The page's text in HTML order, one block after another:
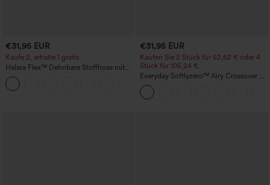
€31,95 EUR
Kaufe 2, erhalte 1 gratis
Halara Flex™ Dehnbare Stoffhose mit
hohem Bund und Seitentasche hinten
€31,95 EUR
Kaufen Sie 2 Stück für 52,62 € oder 4
Stück für 105,24 €.
Everyday Softlyzero™ Airy Crossover 2-
in-1-Mini-Tennisrock mit Seitentaschen-
Lucid-UPF50+